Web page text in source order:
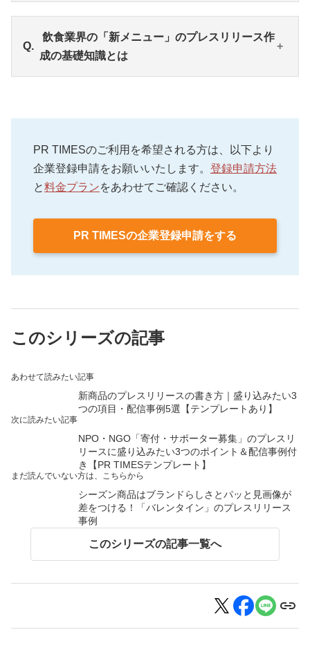
にしましょう。このほか、タイトルに興味・関心を
関する想いを書くなどを注意すると読み手に伝わり
やすくなります。
スリリース中から、参考になるものをご紹介。イメ
ージが湧きやすいタイトル、画像の種類が多くわか
りやすい、GIF動画を掲載して動的に映えるプレスリ
飲食業界の「新メニュー」のプレスリリース作
成の基礎知識とは
数をはじめ、読み手にわかりやすいフォントの種類
など、プレスリリース作成の基礎知識を紹介してい
ます。
PR TIMESのご利用を希望される方は、以下より
企業登録申請をお願いいたします。 登録申請方法
と料金プランをあわせてご確認ください。
PR TIMESの企業登録申請をする
このシリーズの記事
あわせて読みたい記事
新商品のプレスリリースの書き方｜盛り込みたい3
つの項目・配信事例5選【テンプレートあり】
次に読みたい記事
NPO・NGO「寄付・サポーター募集」のプレスリ
リースに盛り込みたい3つのポイント＆配信事例付
き【PR TIMESテンプレート】
まだ読んでいない方は、こちらから
シーズン商品はブランドらしさとパッと見画像が
差をつける！「バレンタイン」のプレスリリース
事例
このシリーズの記事一覧へ